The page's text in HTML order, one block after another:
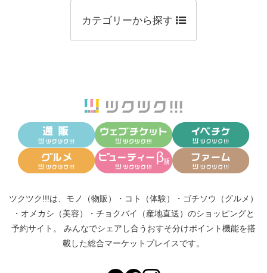
カテゴリーから探す
ツクツク!!!は、 モノ（物販） ・ コト（体験） ・ ゴチソウ（グルメ）
・ オメカシ（美容） ・ チョクバイ（産地直送） のショッピングと
予約サイト。
みんなでシェアし合う おすそ分けポイント機能を搭
載した総合マーケットプレイスです。